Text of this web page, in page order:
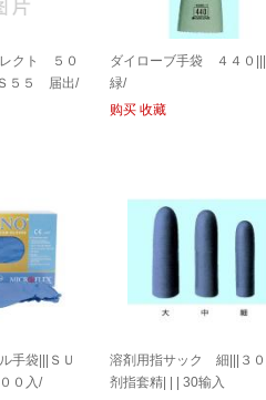
レクト ５０
５５ 届出/
| | |
ダイローブ手袋 ４４０
緑/
购买 收藏
手袋|||ＳＵ
０入/
溶剤用指サック 細|||３０
剂指套精| | | 30输入